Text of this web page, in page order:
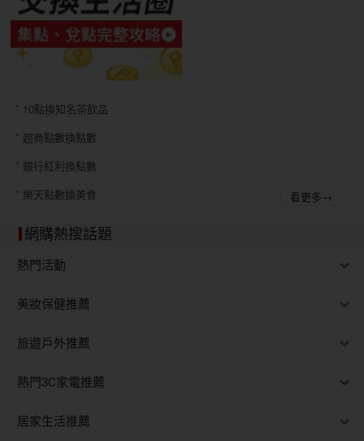
10點換知名茶飲品
超商點數換點數
銀行紅利換點數
樂天點數換美食
看更多→
網購熱搜話題
熱門活動
美妝保健推薦
旅遊戶外推薦
熱門3C家電推薦
居家生活推薦